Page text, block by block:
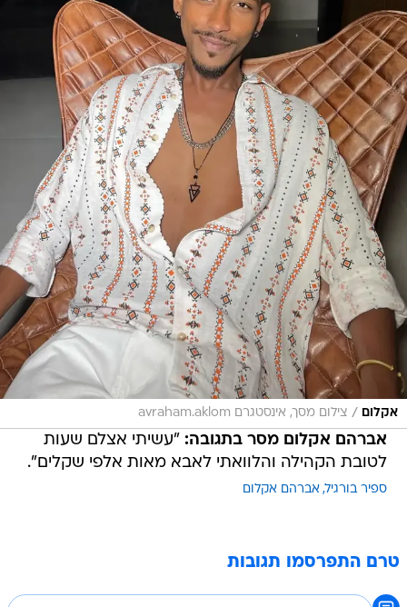
אקלום / צילום מסך, אינסטגרם avraham.aklom
אברהם אקלום מסר בתגובה: "עשיתי אצלם שעות
לטובת הקהילה והלוואתי לאבא מאות אלפי שקלים".
ספיר בורגיל אברהם אקלום
טרם התפרסמו תגובות